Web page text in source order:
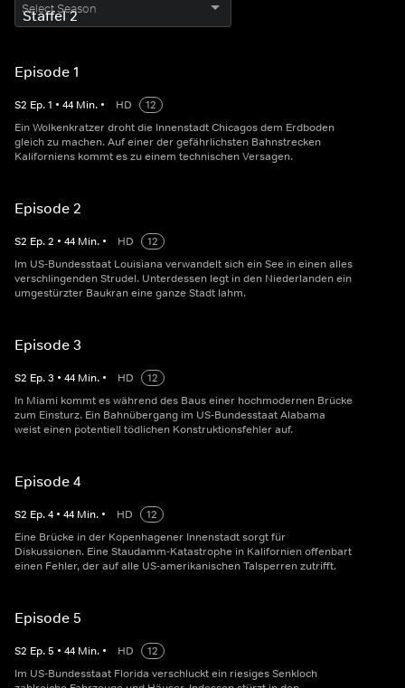
Select Season
Episode 1
S2 Ep.1 • 44 Min. • HD
12
Ein Wolkenkratzer droht die Innenstadt Chicagos dem Erdboden
gleich zu machen. Auf einer der gefährlichsten Bahnstrecken
Kaliforniens kommt es zu einem technischen Versagen.
Episode 2
S2 Ep.2 • 44 Min. • HD
12
Im US-Bundesstaat Louisiana verwandelt sich ein See in einen alles
verschlingenden Strudel. Unterdessen legt in den Niederlanden ein
umgestürzter Baukran eine ganze Stadt lahm.
Episode 3
S2 Ep.3 • 44 Min. • HD
12
In Miami kommt es während des Baus einer hochmodernen Brücke
zum Einsturz. Ein Bahnübergang im US-Bundesstaat Alabama
weist einen potentiell tödlichen Konstruktionsfehler auf.
Episode 4
S2 Ep.4 • 44 Min. • HD
12
Eine Brücke in der Kopenhagener Innenstadt sorgt für
Diskussionen. Eine Staudamm-Katastrophe in Kalifornien offenbart
einen Fehler, der auf alle US-amerikanischen Talsperren zutrifft.
Episode 5
S2 Ep.5 • 44 Min. • HD
12
Im US-Bundesstaat Florida verschluckt ein riesiges Senkloch